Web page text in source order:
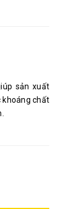
sản xuất
khoáng chất